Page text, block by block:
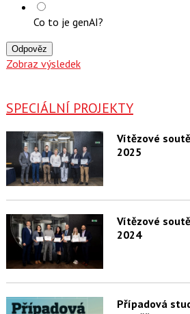
Co to je genAI?
Odpověz
Zobraz výsledek
SPECIÁLNÍ PROJEKTY
Vítězové
2025
Vítězové
2024
Případová